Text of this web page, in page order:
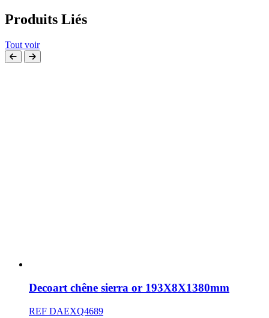
Produits Liés
Tout voir
Decoart chêne sierra or 193X8X1380mm
REF DAEXQ4689